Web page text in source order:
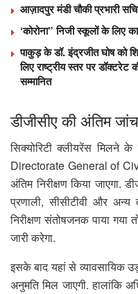
आज़ादपुर मंडी चौकी प्रभारी
‘कोरोना” निजी स्कूलों के लिए
पाकुड़ के डॉ. इंद्रजीत घोष को
लिए राष्ट्रीय स्तर पर
सम्मानित
डीजीसीए की अंतिम
सिक्योरिटी क्लीयरेंस मिलने
Directorate General of Civil
अंतिम निरीक्षण किया जाएगा.
प्रणाली, सीसीटीवी और
निरीक्षण संतोषजनक पाया गया
जारी करेगा.
इसके बाद यहां से व्यावसायिक
अनुमति मिल जाएगी. हालांकि